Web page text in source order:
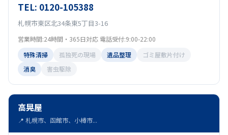
TEL: 0120-105388
札幌市東区北34条東5丁目3-16
営業時間:24時間・365日対応 電話受付:9:00-22:00
特殊清掃
孤独死の現場 遺品整理
ゴミ屋敷片付け
消臭
害虫駆除
高晃屋
📍 札幌市、函館市、小樽市...